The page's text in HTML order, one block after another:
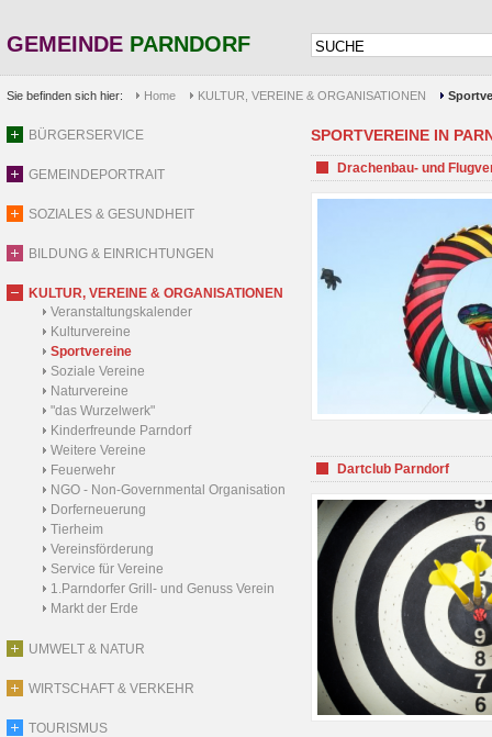
GEMEINDE PARNDORF
Sie befinden sich hier: Home KULTUR, VEREINE & ORGANISATIONEN
BÜRGERSERVICE
GEMEINDEPORTRAIT
SOZIALES & GESUNDHEIT
BILDUNG & EINRICHTUNGEN
KULTUR, VEREINE & ORGANISATIONEN
Veranstaltungskalender
Kulturvereine
Sportvereine
Soziale Vereine
Naturvereine
"das Wurzelwerk"
Kinderfreunde Parndorf
Weitere Vereine
Feuerwehr
NGO - Non-Governmental Organisation
Dorferneuerung
Tierheim
Vereinsförderung
Service für Vereine
1.Parndorfer Grill- und Genuss Verein
Markt der Erde
UMWELT & NATUR
WIRTSCHAFT & VERKEHR
TOURISMUS
SPORTVEREINE IN
Drachenbau- und
Dartclub Parndorf